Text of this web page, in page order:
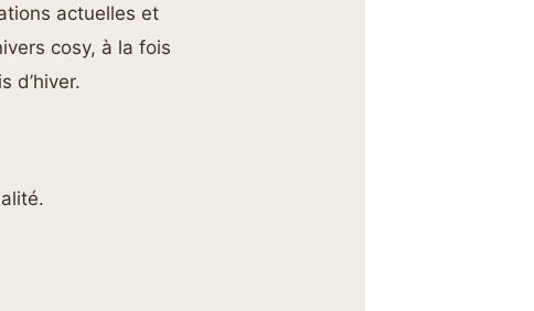
actuelles et
cosy, à la fois
d’hiver.